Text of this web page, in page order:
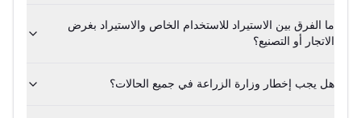
ما الفرق بين الاستيراد للاستخدام الخاص والاستيراد بغرض
الاتجار أو التصنيع؟
هل يجب إخطار وزارة الزراعة في جميع الحالات؟